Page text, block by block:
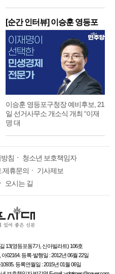
[순간 인터뷰] 이승훈 영등포
구
이승훈 영등포구청장 예비후보, 21
일 선거사무소 개소식 개최 “이재
명 대
침 ㆍ 청소년 보호책임자
제휴문의 ㆍ 기사제보
오시는 길
13(영등포동7가, 신아빌라트) 106호
02164. 등록·발행일 : 2012년 06월 22일
등록연월일 : 2015년 01월 06일